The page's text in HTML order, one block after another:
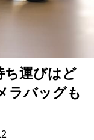
ち運びはど
ラバッグも